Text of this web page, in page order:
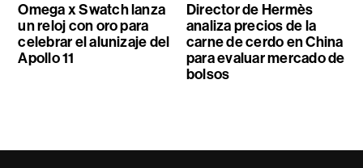
Omega x Swatch lanza
un reloj con oro para
celebrar el alunizaje del
Apollo 11
Director de Hermès
analiza precios de la
carne de cerdo en China
para evaluar mercado de
bolsos